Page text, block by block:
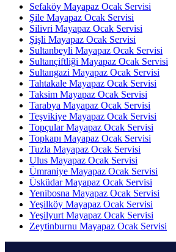
Sefaköy Mayapaz Ocak Servisi
Şile Mayapaz Ocak Servisi
Silivri Mayapaz Ocak Servisi
Şişli Mayapaz Ocak Servisi
Sultanbeyli Mayapaz Ocak Servisi
Sultançiftliği Mayapaz Ocak Servisi
Sultangazi Mayapaz Ocak Servisi
Tahtakale Mayapaz Ocak Servisi
Taksim Mayapaz Ocak Servisi
Tarabya Mayapaz Ocak Servisi
Teşvikiye Mayapaz Ocak Servisi
Topçular Mayapaz Ocak Servisi
Topkapı Mayapaz Ocak Servisi
Tuzla Mayapaz Ocak Servisi
Ulus Mayapaz Ocak Servisi
Ümraniye Mayapaz Ocak Servisi
Üsküdar Mayapaz Ocak Servisi
Yenibosna Mayapaz Ocak Servisi
Yeşilköy Mayapaz Ocak Servisi
Yeşilyurt Mayapaz Ocak Servisi
Zeytinburnu Mayapaz Ocak Servisi